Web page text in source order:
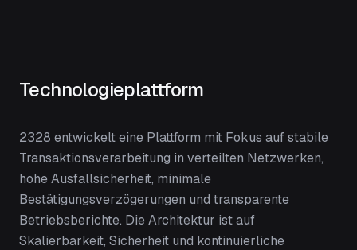
Technologieplattform
2328 entwickelt eine Plattform mit Fokus auf stabile
Transaktionsverarbeitung in verteilten Netzwerken,
hohe Ausfallsicherheit, minimale
Bestätigungsverzögerungen und transparente
Betriebsberichte. Die Architektur ist auf
Skalierbarkeit, Sicherheit und kontinuierliche